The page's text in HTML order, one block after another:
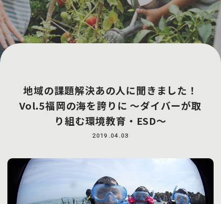
地域の課題解決あの人に聞きました！
Vol.5福岡の海を誇りに ～ダイバーが取
り組む環境教育・ESD～
2019.04.03